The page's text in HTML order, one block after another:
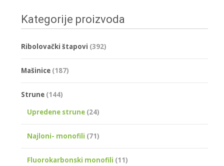
од
379,00 рсд
до
499,00 рсд
Kategorije proizvoda
Ribolovački štapovi (392)
Mašinice (187)
Strune (144)
Upredene strune (24)
Najloni- monofili (71)
Fluorokarbonski monofili (11)